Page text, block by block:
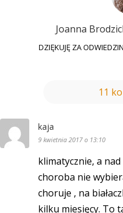
Joanna
DZIĘKUJĘ ZA
11
kaja
9 kwietnia 2017 o 13:10
klimatycznie, a
choroba nie
choruje , na
kilku miesięcy. To